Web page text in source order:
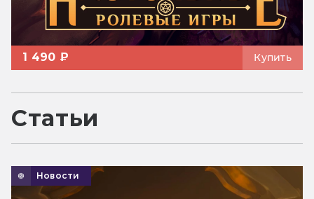
1 490 ₽ Купить
Статьи
Новости